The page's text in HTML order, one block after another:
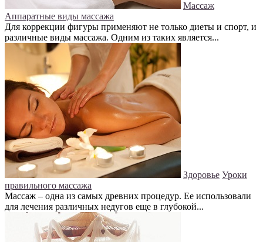
Массаж
Аппаратные виды массажа
Для коррекции фигуры применяют не только диеты и спорт, и
различные виды массажа. Одним из таких является...
Здоровье Уроки
правильного массажа
Массаж – одна из самых древних процедур. Ее использовали
для лечения различных недугов еще в глубокой...